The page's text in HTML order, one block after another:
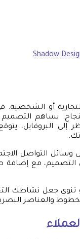
Shadow
أو الشخصية.
يساهم
إلى البروفايل،
التواصل
التصميم، مع إضافة
جعل نشاطك
والعناصر